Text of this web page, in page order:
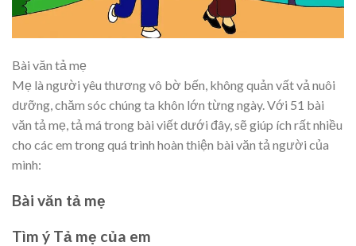
Bài văn tả mẹ
Mẹ là người yêu thương vô bờ bến, không quản vất vả nuôi
dưỡng, chăm sóc chúng ta khôn lớn từng ngày. Với 51 bài
văn tả mẹ, tả má trong bài viết dưới đây, sẽ giúp ích rất nhiều
cho các em trong quá trình hoàn thiện bài văn tả người của
mình:
Bài văn tả mẹ
Tìm ý Tả mẹ của em